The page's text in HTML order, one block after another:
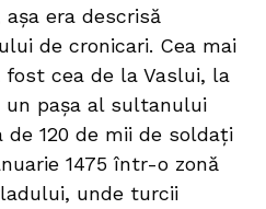
era descrisă
de cronicari. Cea mai
cea de la Vaslui, la
un pașa al sultanului
de 120 de mii de soldați
1475 într-o zonă
unde turcii